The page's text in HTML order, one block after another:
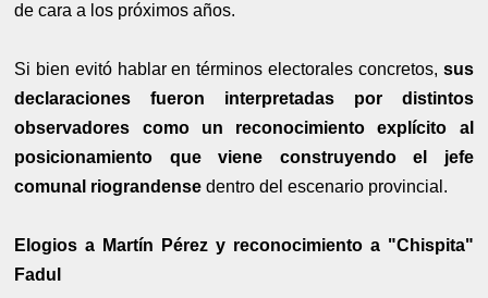
de cara a los próximos años.
Si bien evitó hablar en términos electorales concretos, sus
declaraciones fueron interpretadas por distintos
observadores como un reconocimiento explícito al
posicionamiento que viene construyendo el jefe
comunal riograndense dentro del escenario provincial.
Elogios a Martín Pérez y reconocimiento a "Chispita"
Fadul